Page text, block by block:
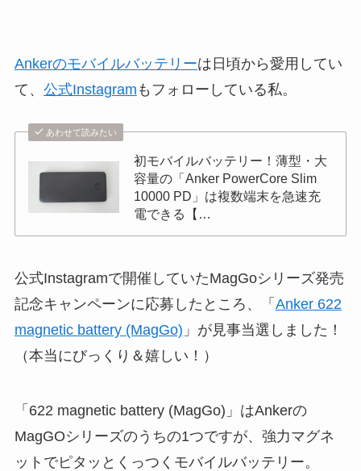
Ankerのモバイルバッテリーは日頃から愛用してい
て、 公式Instagram もフォローしている私。
あわせて読みたい
初モバイルバッテリー！薄型・大
容量の「Anker PowerCore Slim
10000 PD」は複数端末を急速充
電できる【…
公式Instagramで開催していたMagGoシリーズ発売
記念キャンペーンに応募したところ、
「 Anker 622
magnetic battery (MagGo) 」が見事当選しました！
（本当にびっくり＆嬉しい！）
「622 magnetic battery (MagGo)」はAnkerの
MagGOシリーズのうちの1つですが、強力マグネ
ットでピタッとくっつくモバイルバッテリー。